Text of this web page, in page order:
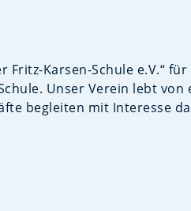
Fritz-Karsen-Schule e.V.“
Unser Verein lebt
begleiten mit Interesse